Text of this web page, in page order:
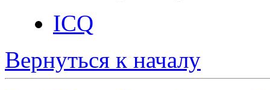
ICQ
Вернуться к началу